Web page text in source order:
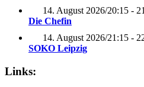
14. August 2026/20:15 -
Die Chefin
14. August 2026/21:15 -
SOKO Leipzig
Links: